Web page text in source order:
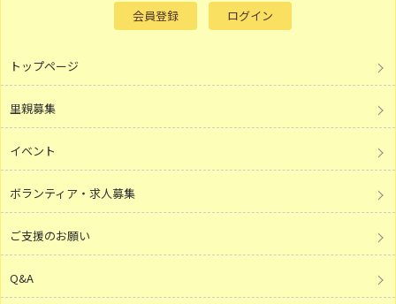
会員登録 ログイン
トップページ
里親募集
イベント
ボランティア・求人募集
ご支援のお願い
Q&A